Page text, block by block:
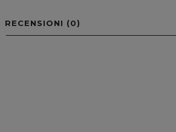
RECENSIONI (0)